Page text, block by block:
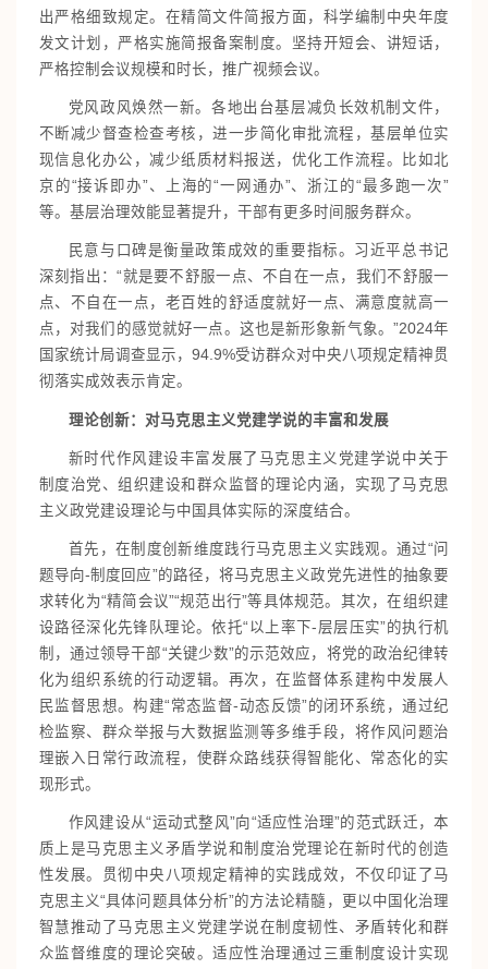
出严格细致规定。在精简文件简报方面，科学编制中央年度
发文计划，严格实施简报备案制度。坚持开短会、讲短话，
严格控制会议规模和时长，推广视频会议。
党风政风焕然一新。各地出台基层减负长效机制文件，
不断减少督查检查考核，进一步简化审批流程，基层单位实
现信息化办公，减少纸质材料报送，优化工作流程。比如北
京的“接诉即办”、上海的“一网通办”、浙江的“最多跑一次”
等。基层治理效能显著提升，干部有更多时间服务群众。
民意与口碑是衡量政策成效的重要指标。习近平总书记
深刻指出：“就是要不舒服一点、不自在一点，我们不舒服一
点、不自在一点，老百姓的舒适度就好一点、满意度就高一
点，对我们的感觉就好一点。这也是新形象新气象。”2024年
国家统计局调查显示，94.9%受访群众对中央八项规定精神贯
彻落实成效表示肯定。
理论创新：对马克思主义党建学说的丰富和发展
新时代作风建设丰富发展了马克思主义党建学说中关于
制度治党、组织建设和群众监督的理论内涵，实现了马克思
主义政党建设理论与中国具体实际的深度结合。
首先，在制度创新维度践行马克思主义实践观。通过“问
题导向-制度回应”的路径，将马克思主义政党先进性的抽象要
求转化为“精简会议”“规范出行”等具体规范。其次，在组织建
设路径深化先锋队理论。依托“以上率下-层层压实”的执行机
制，通过领导干部“关键少数”的示范效应，将党的政治纪律转
化为组织系统的行动逻辑。再次，在监督体系建构中发展人
民监督思想。构建“常态监督-动态反馈”的闭环系统，通过纪
检监察、群众举报与大数据监测等多维手段，将作风问题治
理嵌入日常行政流程，使群众路线获得智能化、常态化的实
现形式。
作风建设从“运动式整风”向“适应性治理”的范式跃迁，本
质上是马克思主义矛盾学说和制度治党理论在新时代的创造
性发展。贯彻中央八项规定精神的实践成效，不仅印证了马
克思主义“具体问题具体分析”的方法论精髓，更以中国化治理
智慧推动了马克思主义党建学说在制度韧性、矛盾转化和群
众监督维度的理论突破。适应性治理通过三重制度设计实现